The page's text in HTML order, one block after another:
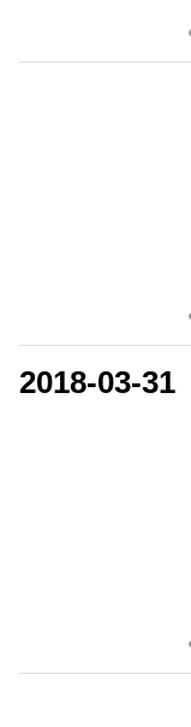
2018-03-31